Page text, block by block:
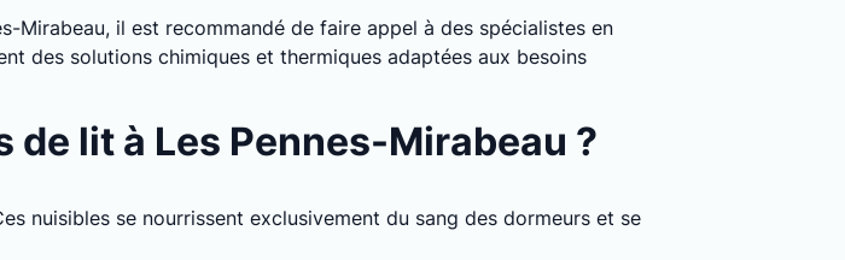
Mirabeau, il est recommandé de faire appel à des spécialistes en
des solutions chimiques et thermiques adaptées aux besoins
lit à Les Pennes-Mirabeau ?
nuisibles se nourrissent exclusivement du sang des dormeurs et se